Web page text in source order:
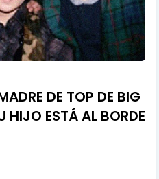
DE TOP DE BIG
HIJO ESTÁ AL BORDE